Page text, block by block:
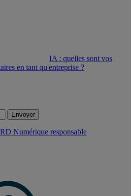
IA : quelles sont vos
en tant qu'entreprise ?
Envoyer
Numérique responsable